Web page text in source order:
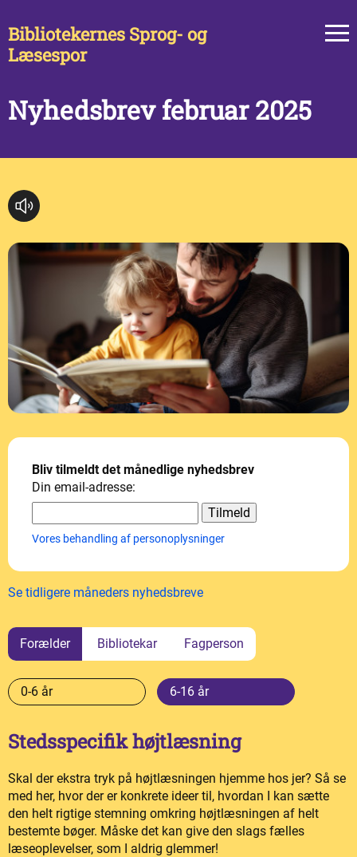
Bibliotekernes Sprog- og
Læsespor
Nyhedsbrev februar 2025
Bliv tilmeldt det månedlige nyhedsbrev
Din email-adresse:
Vores behandling af personoplysninger
Se tidligere måneders nyhedsbreve
Forælder Bibliotekar Fagperson
0-6 år 6-16 år
Stedsspecifik højtlæsning
Skal der ekstra tryk på højtlæsningen hjemme hos jer? Så se
med her, hvor der er konkrete ideer til, hvordan I kan sætte
den helt rigtige stemning omkring højtlæsningen af helt
bestemte bøger. Måske det kan give den slags fælles
læseoplevelser, som I aldrig glemmer!